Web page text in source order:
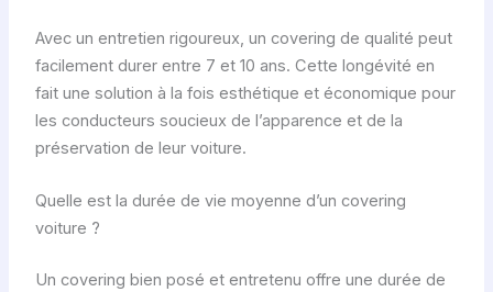
Avec un entretien rigoureux, un covering de qualité peut
facilement durer entre 7 et 10 ans. Cette longévité en
fait une solution à la fois esthétique et économique pour
les conducteurs soucieux de l’apparence et de la
préservation de leur voiture.
Quelle est la durée de vie moyenne d’un covering
voiture ?
Un covering bien posé et entretenu offre une durée de